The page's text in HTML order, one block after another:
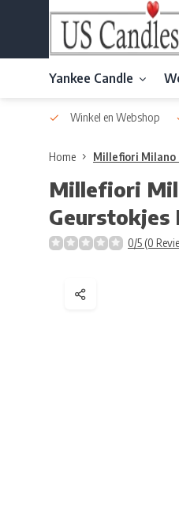
Yankee Candle
Winkel en Webshop
Home Millefiori Milano
Millefiori
Geurstokjes
0/5 (0